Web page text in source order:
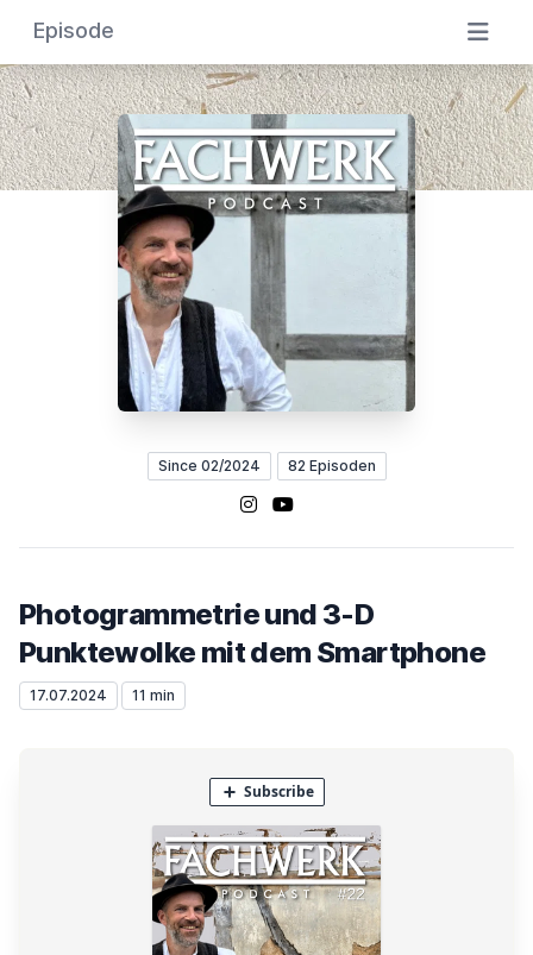
Episode
Since 02/2024 82 Episoden
Instagram
YouTube
Photogrammetrie und 3-D
Punktewolke mit dem Smartphone
17.07.2024 11 min